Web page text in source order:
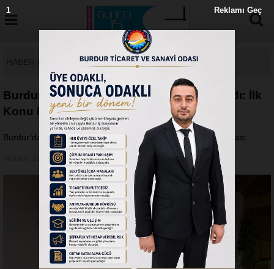
Reklamı Geç
0
Burdur’da ‘Aydınlanma Söyleşileri’ Başladı: İlk
Konu Demokrasi
Burdur’da ‘Aydınlanma Söyleşileri’ Başladı: İlk Konu Demokrasi
09 Ekim 2025 - Perşembe 06:26